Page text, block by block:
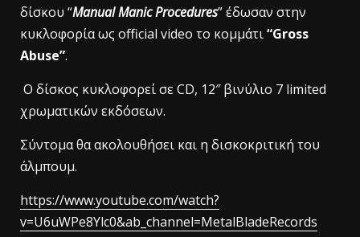
δίσκου “Manual Manic Procedures” έδωσαν στην
κυκλοφορία ως official video το κομμάτι“Gross
Abuse”.
O δίσκος κυκλοφορεί σε CD, 12″ βινύλιο 7 limited
χρωματικών εκδόσεων.
Σύντομα θα ακολουθήσει και η δισκοκριτική του
άλμπουμ.
https://www.youtube.com/watch?
v=U6uWPe8Ylc0&ab_channel=MetalBladeRecords